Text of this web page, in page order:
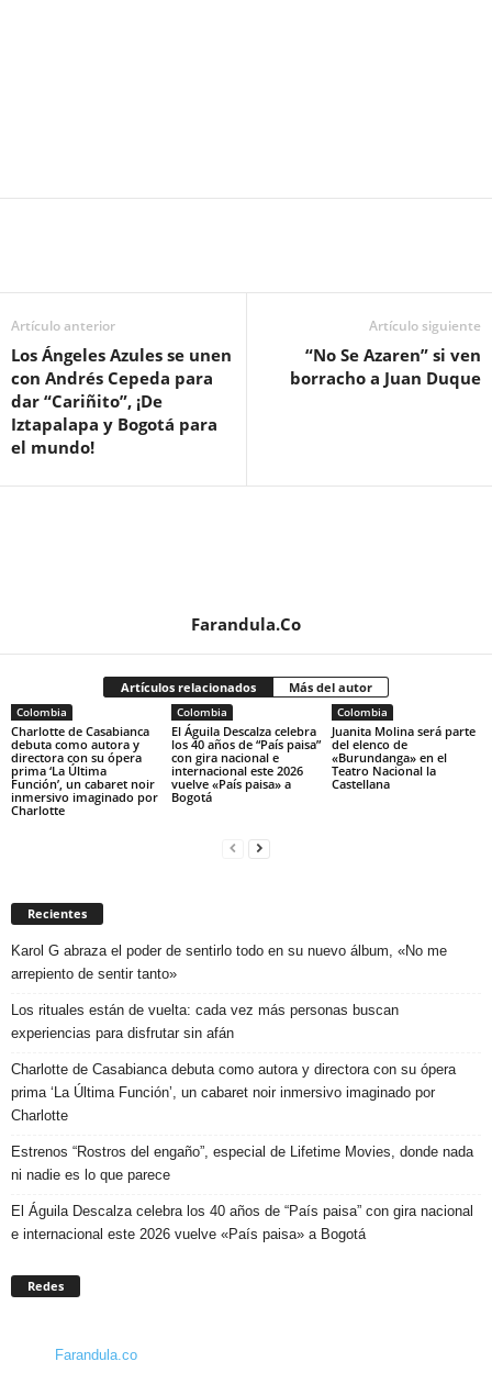
Artículo anterior
Los Ángeles Azules se unen
con Andrés Cepeda para
dar “Cariñito”, ¡De
Iztapalapa y Bogotá para
el mundo!
Artículo siguiente
“No Se Azaren” si ven
borracho a Juan Duque
Farandula.Co
Artículos relacionados Más del autor
Colombia
Charlotte de Casabianca
debuta como autora y
directora con su ópera
prima ‘La Última
Función’, un cabaret noir
inmersivo imaginado por
Charlotte
Colombia
El Águila Descalza celebra
los 40 años de “País paisa”
con gira nacional e
internacional este 2026
vuelve «País paisa» a
Bogotá
Colombia
Juanita Molina será parte
del elenco de
«Burundanga» en el
Teatro Nacional la
Castellana
Recientes
Karol G abraza el poder de sentirlo todo en su nuevo álbum, «No me
arrepiento de sentir tanto»
Los rituales están de vuelta: cada vez más personas buscan
experiencias para disfrutar sin afán
Charlotte de Casabianca debuta como autora y directora con su ópera
prima ‘La Última Función’, un cabaret noir inmersivo imaginado por
Charlotte
Estrenos “Rostros del engaño”, especial de Lifetime Movies, donde nada
ni nadie es lo que parece
El Águila Descalza celebra los 40 años de “País paisa” con gira nacional
e internacional este 2026 vuelve «País paisa» a Bogotá
Redes
Farandula.co